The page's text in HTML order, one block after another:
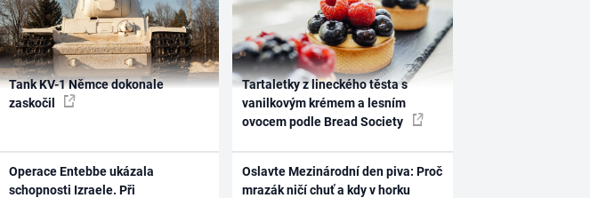
Tank KV-1 Němce dokonale
zaskočil
Operace Entebbe ukázala
schopnosti Izraele. Při
Tartaletky z lineckého těsta s
vanilkovým krémem a lesním
ovocem podle Bread Society
Oslavte Mezinárodní den piva: Proč
mrazák ničí chuť a kdy v horku